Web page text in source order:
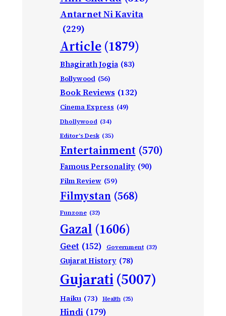
Antarnet Ni Kavita
(229)
Article (1879)
Bhagirath Jogia (83)
Bollywood (56)
Book Reviews (132)
Cinema Express (49)
Dhollywood (34)
Editor's Desk (35)
Entertainment (570)
Famous Personality (90)
Film Review (59)
Filmystan (568)
Funzone (32)
Gazal (1606)
Geet (152) Government (32)
Gujarat History (78)
Gujarati(5007)
Haiku (73) Health (25)
Hindi (179)